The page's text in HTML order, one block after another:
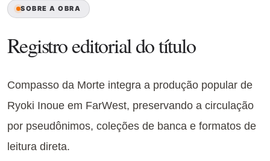
SOBRE A OBRA
Registro editorial do título
Compasso da Morte integra a produção popular de
Ryoki Inoue em FarWest, preservando a circulação
por pseudônimos, coleções de banca e formatos de
leitura direta.